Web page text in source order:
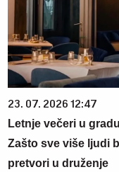
23. 07. 2026 12:47
Letnje večeri u
Zašto sve više ljudi
pretvori u druženje